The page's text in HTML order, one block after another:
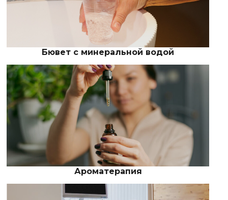
Бювет с минеральной водой
Ароматерапия